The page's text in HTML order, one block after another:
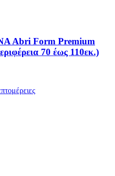
Abri Form Premium
70 έως 110εκ.)